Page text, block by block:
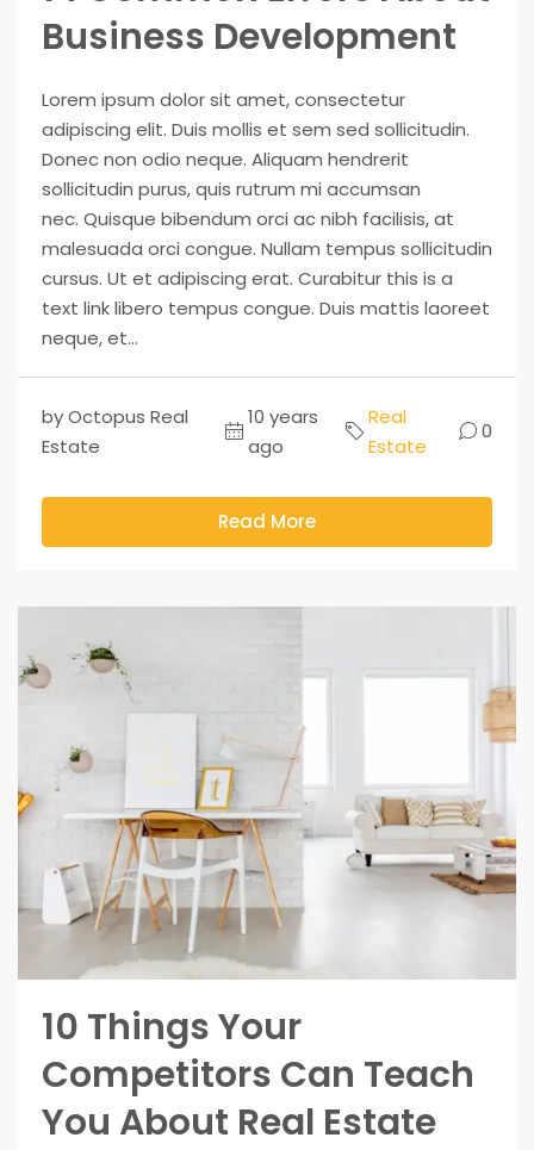
Business Development
Lorem ipsum dolor sit amet, consectetur
adipiscing elit. Duis mollis et sem sed sollicitudin.
Donec non odio neque. Aliquam hendrerit
sollicitudin purus, quis rutrum mi accumsan
nec. Quisque bibendum orci ac nibh facilisis, at
malesuada orci congue. Nullam tempus sollicitudin
cursus. Ut et adipiscing erat. Curabitur this is a
text link libero tempus congue. Duis mattis laoreet
neque, et...
by Octopus Real
Estate
10 years
ago
Real
Estate
0
Read More
10 Things Your
Competitors Can Teach
You About Real Estate